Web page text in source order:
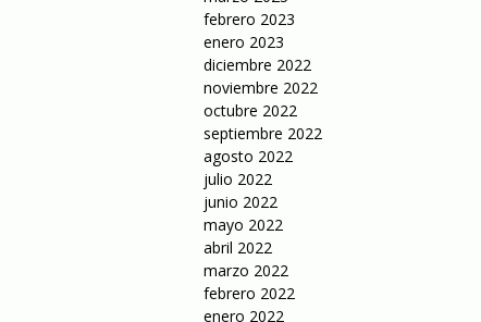
febrero 2023
enero 2023
diciembre 2022
noviembre 2022
octubre 2022
septiembre 2022
agosto 2022
julio 2022
junio 2022
mayo 2022
abril 2022
marzo 2022
febrero 2022
enero 2022